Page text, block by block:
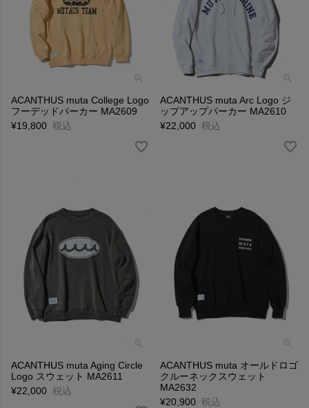
ACANTHUS muta College Logo
フーデッドパーカー MA2609
¥19,800 税込
ACANTHUS muta Arc Logo ジ
ップアップパーカー MA2610
¥22,000 税込
ACANTHUS muta Aging Circle
Logo スウェット MA2611
¥22,000 税込
ACANTHUS muta オールドロゴ
クルーネックスウェット
MA2632
¥20,900 税込